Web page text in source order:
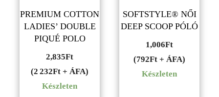
PREMIUM COTTON
LADIES’ DOUBLE
PIQUÉ POLO
2,835Ft
(2 232Ft + ÁFA)
Készleten
SOFTSTYLE® NŐI
DEEP SCOOP PÓLÓ
1,006Ft
(792Ft + ÁFA)
Készleten